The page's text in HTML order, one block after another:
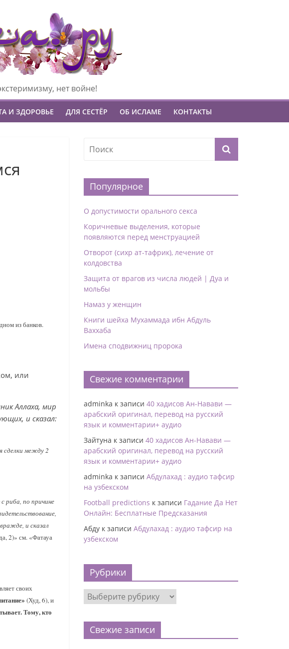
нет войне!
И ЗДОРОВЬЕ ДЛЯ СЕСТЁР ОБ ИСЛАМЕ КОНТАКТЫ
из банков.
или
Аллаха, мир
и сказал:
сделки между 2
риба, по причине
и сказал
2)» см. «Фатауа
своих
(Худ, 6), и
Тому, кто
Популярное
О допустимости орального секса
Коричневые выделения, которые
появляются перед менструацией
Отворот (сихр ат-тафрик), лечение от
колдовства
Защита от врагов из числа людей | Дуа и
мольбы
Намаз у женщин
Книги шейха Мухаммада ибн Абдуль
Ваххаба
Имена сподвижниц пророка
Свежие комментарии
adminka к записи 40 хадисов Ан-Навави —
арабский оригинал, перевод на русский
язык и комментарии+ аудио
Зайтуна к записи 40 хадисов Ан-Навави —
арабский оригинал, перевод на русский
язык и комментарии+ аудио
adminka к записи Абдулахад : аудио тафсир
на узбекском
Football predictions к записи Гадание Да Нет
Онлайн: Бесплатные Предсказания
Абду к записи Абдулахад : аудио тафсир на
узбекском
Рубрики
Свежие записи